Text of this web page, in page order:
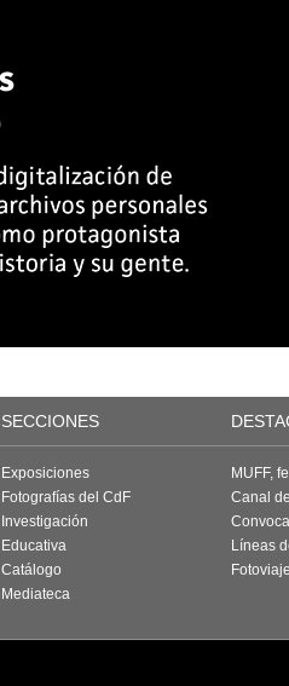
SECCIONES
Exposiciones
Fotografías del CdF
Investigación
Educativa
Catálogo
Mediateca
MUFF,
Canal
Líneas